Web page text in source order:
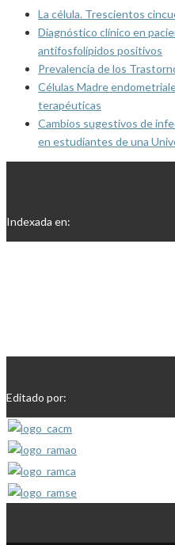
La célula. Trescientos
Diagnóstico clínico en
antifosfolípidos positivos
Prevalencia de los
Células Madre
terapéuticas
Cambios sugestivos de
en estudiantes de una
Indexada en:
Editado por: